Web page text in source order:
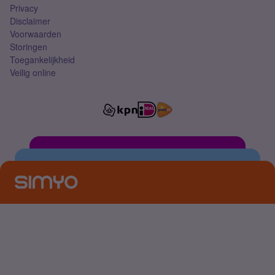
Privacy
Disclaimer
Voorwaarden
Storingen
Toegankelijkheid
Veilig online